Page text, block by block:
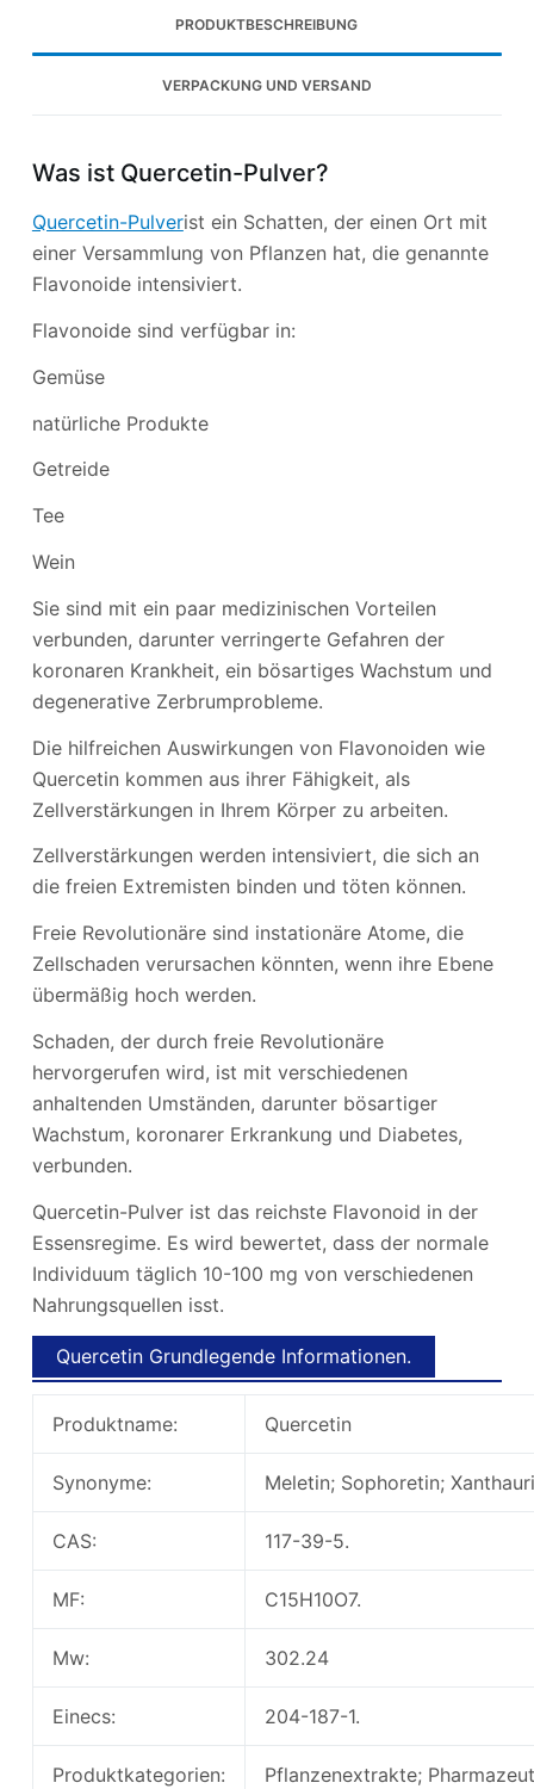
PRODUKTBESCHREIBUNG
VERPACKUNG UND VERSAND
Was ist Quercetin-Pulver?
Quercetin-Pulverist ein Schatten, der einen Ort mit
einer Versammlung von Pflanzen hat, die genannte
Flavonoide intensiviert.
Flavonoide sind verfügbar in:
Gemüse
natürliche Produkte
Getreide
Tee
Wein
Sie sind mit ein paar medizinischen Vorteilen
verbunden, darunter verringerte Gefahren der
koronaren Krankheit, ein bösartiges Wachstum und
degenerative Zerbrumprobleme.
Die hilfreichen Auswirkungen von Flavonoiden wie
Quercetin kommen aus ihrer Fähigkeit, als
Zellverstärkungen in Ihrem Körper zu arbeiten.
Zellverstärkungen werden intensiviert, die sich an
die freien Extremisten binden und töten können.
Freie Revolutionäre sind instationäre Atome, die
Zellschaden verursachen könnten, wenn ihre Ebene
übermäßig hoch werden.
Schaden, der durch freie Revolutionäre
hervorgerufen wird, ist mit verschiedenen
anhaltenden Umständen, darunter bösartiger
Wachstum, koronarer Erkrankung und Diabetes,
verbunden.
Quercetin-Pulver ist das reichste Flavonoid in der
Essensregime. Es wird bewertet, dass der normale
Individuum täglich 10-100 mg von verschiedenen
Nahrungsquellen isst.
Quercetin Grundlegende Informationen.
Produktname: Quercetin
Synonyme: Meletin; Sophoretin;
CAS: 117-39-5.
MF: C15H10O7.
Mw: 302.24
Einecs: 204-187-1.
Produktkategorien: Pflanzenextrakte;